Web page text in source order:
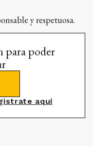
y respetuosa.
para poder
aquí